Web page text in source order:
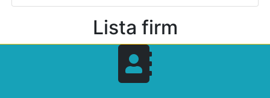
Lista firm